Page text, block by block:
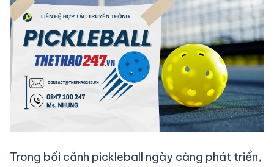
Trong bối cảnh pickleball ngày càng phát triển,